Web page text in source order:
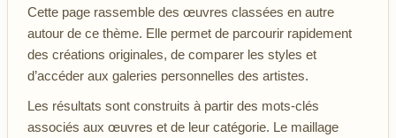
Cette page rassemble des œuvres classées en autre
autour de ce thème. Elle permet de parcourir rapidement
des créations originales, de comparer les styles et
d’accéder aux galeries personnelles des artistes.
Les résultats sont construits à partir des mots-clés
associés aux œuvres et de leur catégorie. Le maillage